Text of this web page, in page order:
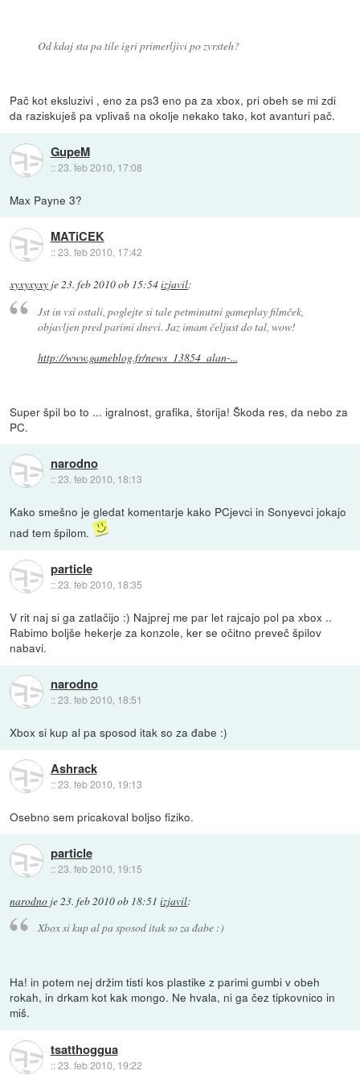
Od kdaj sta pa tile igri primerljivi po zvrsteh?
Pač kot eksluzivi , eno za ps3 eno pa za xbox, pri obeh se mi zdi
da raziskuješ pa vplivaš na okolje nekako tako, kot avanturi pač.
GupeM
::23. feb 2010, 17:08
Max Payne 3?
MATiCEK
::23. feb 2010, 17:42
xyxyxyxy je23. feb 2010 ob 15:54izjavil:
Jst in vsi ostali, poglejte si tale petminutni gameplay filmček,
objavljen pred parimi dnevi. Jaz imam čeljust do tal, wow!
http://www.gameblog.fr/news_13854_alan-...
Super špil bo to ... igralnost, grafika, štorija! Škoda res, da nebo za
PC.
narodno
::23. feb 2010, 18:13
Kako smešno je gledat komentarje kako PCjevci in Sonyevci jokajo
nad tem špilom.
particle
::23. feb 2010, 18:35
V rit naj si ga zatlačijo :) Najprej me par let rajcajo pol pa xbox ..
Rabimo boljše hekerje za konzole, ker se očitno preveč špilov
nabavi.
narodno
::23. feb 2010, 18:51
Xbox si kup al pa sposod itak so za đabe :)
Ashrack
::23. feb 2010, 19:13
Osebno sem pricakoval boljso fiziko.
particle
::23. feb 2010, 19:15
narodno je23. feb 2010 ob 18:51 izjavil:
Xbox si kup al pa sposod itak so za đabe :)
Ha! in potem nej držim tisti kos plastike z parimi gumbi v obeh
rokah, in drkam kot kak mongo. Ne hvala, ni ga čez tipkovnico in
miš.
tsatthoggua
::23. feb 2010, 19:22